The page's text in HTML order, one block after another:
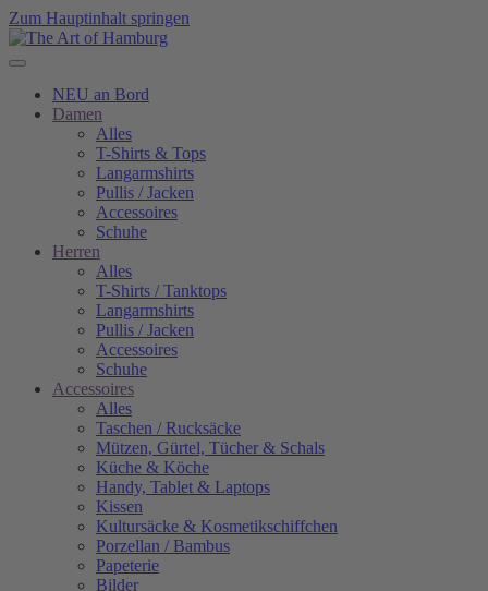
Zum Hauptinhalt springen
NEU an Bord
Damen
Alles
T-Shirts & Tops
Langarmshirts
Pullis / Jacken
Accessoires
Schuhe
Herren
Alles
T-Shirts / Tanktops
Langarmshirts
Pullis / Jacken
Accessoires
Schuhe
Accessoires
Alles
Taschen / Rucksäcke
Mützen, Gürtel, Tücher & Schals
Küche & Köche
Handy, Tablet & Laptops
Kissen
Kultursäcke & Kosmetikschiffchen
Porzellan / Bambus
Papeterie
Bilder